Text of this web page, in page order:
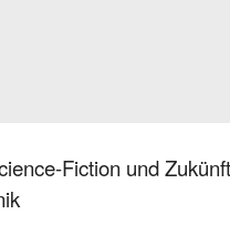
Fiction und